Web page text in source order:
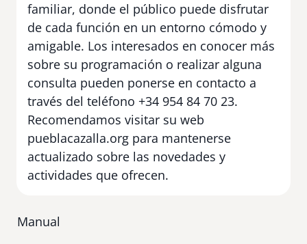
familiar, donde el público puede disfrutar
de cada función en un entorno cómodo y
amigable. Los interesados en conocer más
sobre su programación o realizar alguna
consulta pueden ponerse en contacto a
través del teléfono +34 954 84 70 23.
Recomendamos visitar su web
pueblacazalla.org para mantenerse
actualizado sobre las novedades y
actividades que ofrecen.
Manual